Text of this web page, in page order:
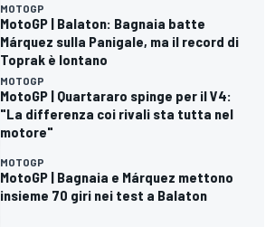
MOTOGP
MotoGP | Balaton: Bagnaia batte
Márquez sulla Panigale, ma il record di
Toprak è lontano
MOTOGP
MotoGP | Quartararo spinge per il V4:
"La differenza coi rivali sta tutta nel
motore"
MOTOGP
MotoGP | Bagnaia e Márquez mettono
insieme 70 giri nei test a Balaton